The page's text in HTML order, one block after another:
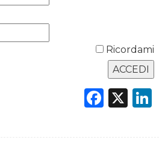
Ricordami
X